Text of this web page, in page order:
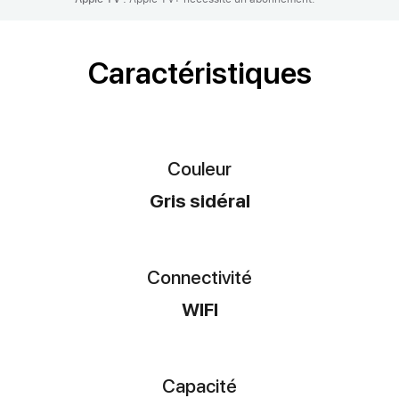
Caractéristiques
Couleur
Gris sidéral
Connectivité
WIFI
Capacité